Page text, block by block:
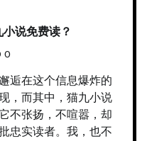
说免费读？
0
逅在这个信息爆炸的
，而其中，猫九小说
不张扬，不喧嚣，却
忠实读者。我，也不